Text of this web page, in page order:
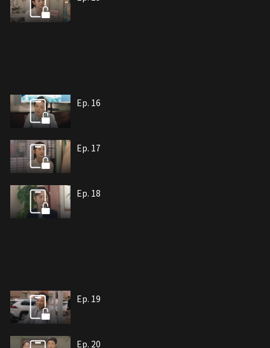
Ep. 16
Ep. 17
Ep. 18
Ep. 19
Ep. 20